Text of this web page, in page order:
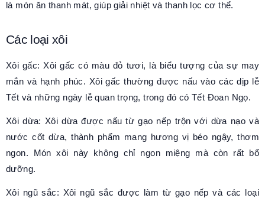
là món ăn thanh mát, giúp giải nhiệt và thanh lọc cơ thể.
Các loại xôi
Xôi gấc: Xôi gấc có màu đỏ tươi, là biểu tượng của sự may
mắn và hạnh phúc. Xôi gấc thường được nấu vào các dịp lễ
Tết và những ngày lễ quan trọng, trong đó có Tết Đoan Ngọ.
Xôi dừa: Xôi dừa được nấu từ gạo nếp trộn với dừa nạo và
nước cốt dừa, thành phẩm mang hương vị béo ngậy, thơm
ngon. Món xôi này không chỉ ngon miệng mà còn rất bổ
dưỡng.
Xôi ngũ sắc: Xôi ngũ sắc được làm từ gạo nếp và các loại